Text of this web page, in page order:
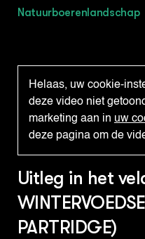
Natuurboerenlandschap
Helaas, uw cookie-
deze video niet
marketing aan in uw
deze pagina om de
Uitleg in het
PARTRIDGE)